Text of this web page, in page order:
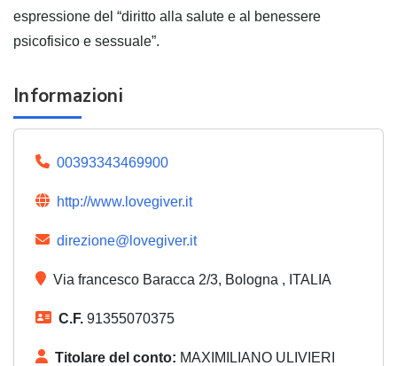
espressione del “diritto alla salute e al benessere
psicofisico e sessuale”.
Informazioni
00393343469900
http://www.lovegiver.it
direzione@lovegiver.it
Via francesco Baracca 2/3, Bologna , ITALIA
C.F. 91355070375
Titolare del conto: MAXIMILIANO ULIVIERI